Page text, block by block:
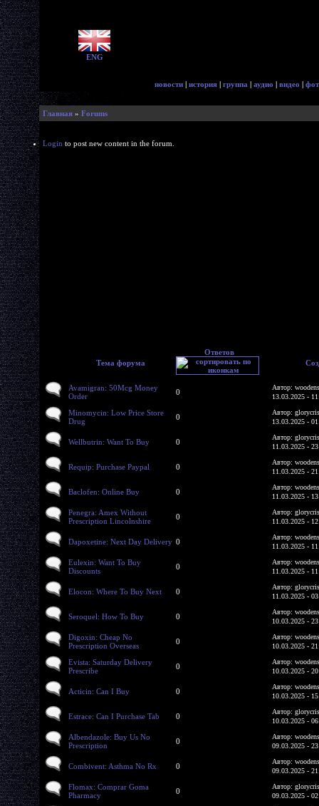
ENG
новости | история | группа | аудио | видео |
Главная » Forums
Login to post new content in the forum.
Тема форума
Ответов
Avamigran: 50Mcg Money
Order
0
Автор:
13.03.2025 -
Minomycin: Low Price Store
Drug
0
Автор:
13.03.2025 -
Wellbutrin: Want To Buy 0
Автор:
11.03.2025 -
Requip: Purchase Paypal 0
Автор:
11.03.2025 -
Baclofen: Online Buy 0
Автор:
11.03.2025 -
Penegra: Amex Without
Prescription Lincolnshire
0
Автор:
11.03.2025 -
Dapoxetine: Next Day Delivery 0
Автор:
11.03.2025 -
Eulexin: Want To Buy
Discounts
0
Автор:
11.03.2025 -
Elocon: Where To Buy Next 0
Автор:
11.03.2025 -
Seroquel: How To Buy 0
Автор:
10.03.2025 -
Digoxin: Cheap No
Prescription Overseas
0
Автор:
10.03.2025 -
Evista: Saturday Delivery
Prescribe
0
Автор:
10.03.2025 -
Acticin: Can I Buy 0
Автор:
10.03.2025 -
Estrace: Can I Purchase Tab 0
Автор:
10.03.2025 -
Albendazole: Buy Us No
Prescription
0
Автор:
09.03.2025 -
Combivent: Asthma No Rx 0
Автор:
09.03.2025 -
Flomax: Comprar Goma
Pharmacy
0
Автор:
09.03.2025 -